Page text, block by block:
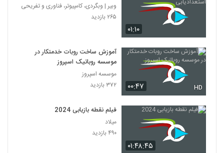
۰۱:۱۰
وبیر | وبگردی، کامپیوتر، فناوری و تفریحی
۲۶۵ بازدید
۰۰:۴۷ HD
آموزش ساخت روبات خدمتکار در
موسسه روباتیک اسپروز
موسسه اسپروز
۳۷۲ بازدید
۰۱:۴۸:۴۵
فیلم نقطه بازیابی 2024
میلاد
۴۹۰ بازدید